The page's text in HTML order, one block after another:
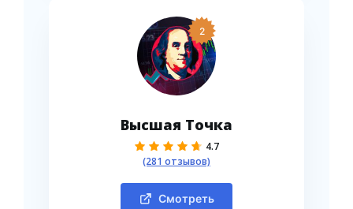
2
Высшая Точка
4.7
(281 отзывов)
Смотреть